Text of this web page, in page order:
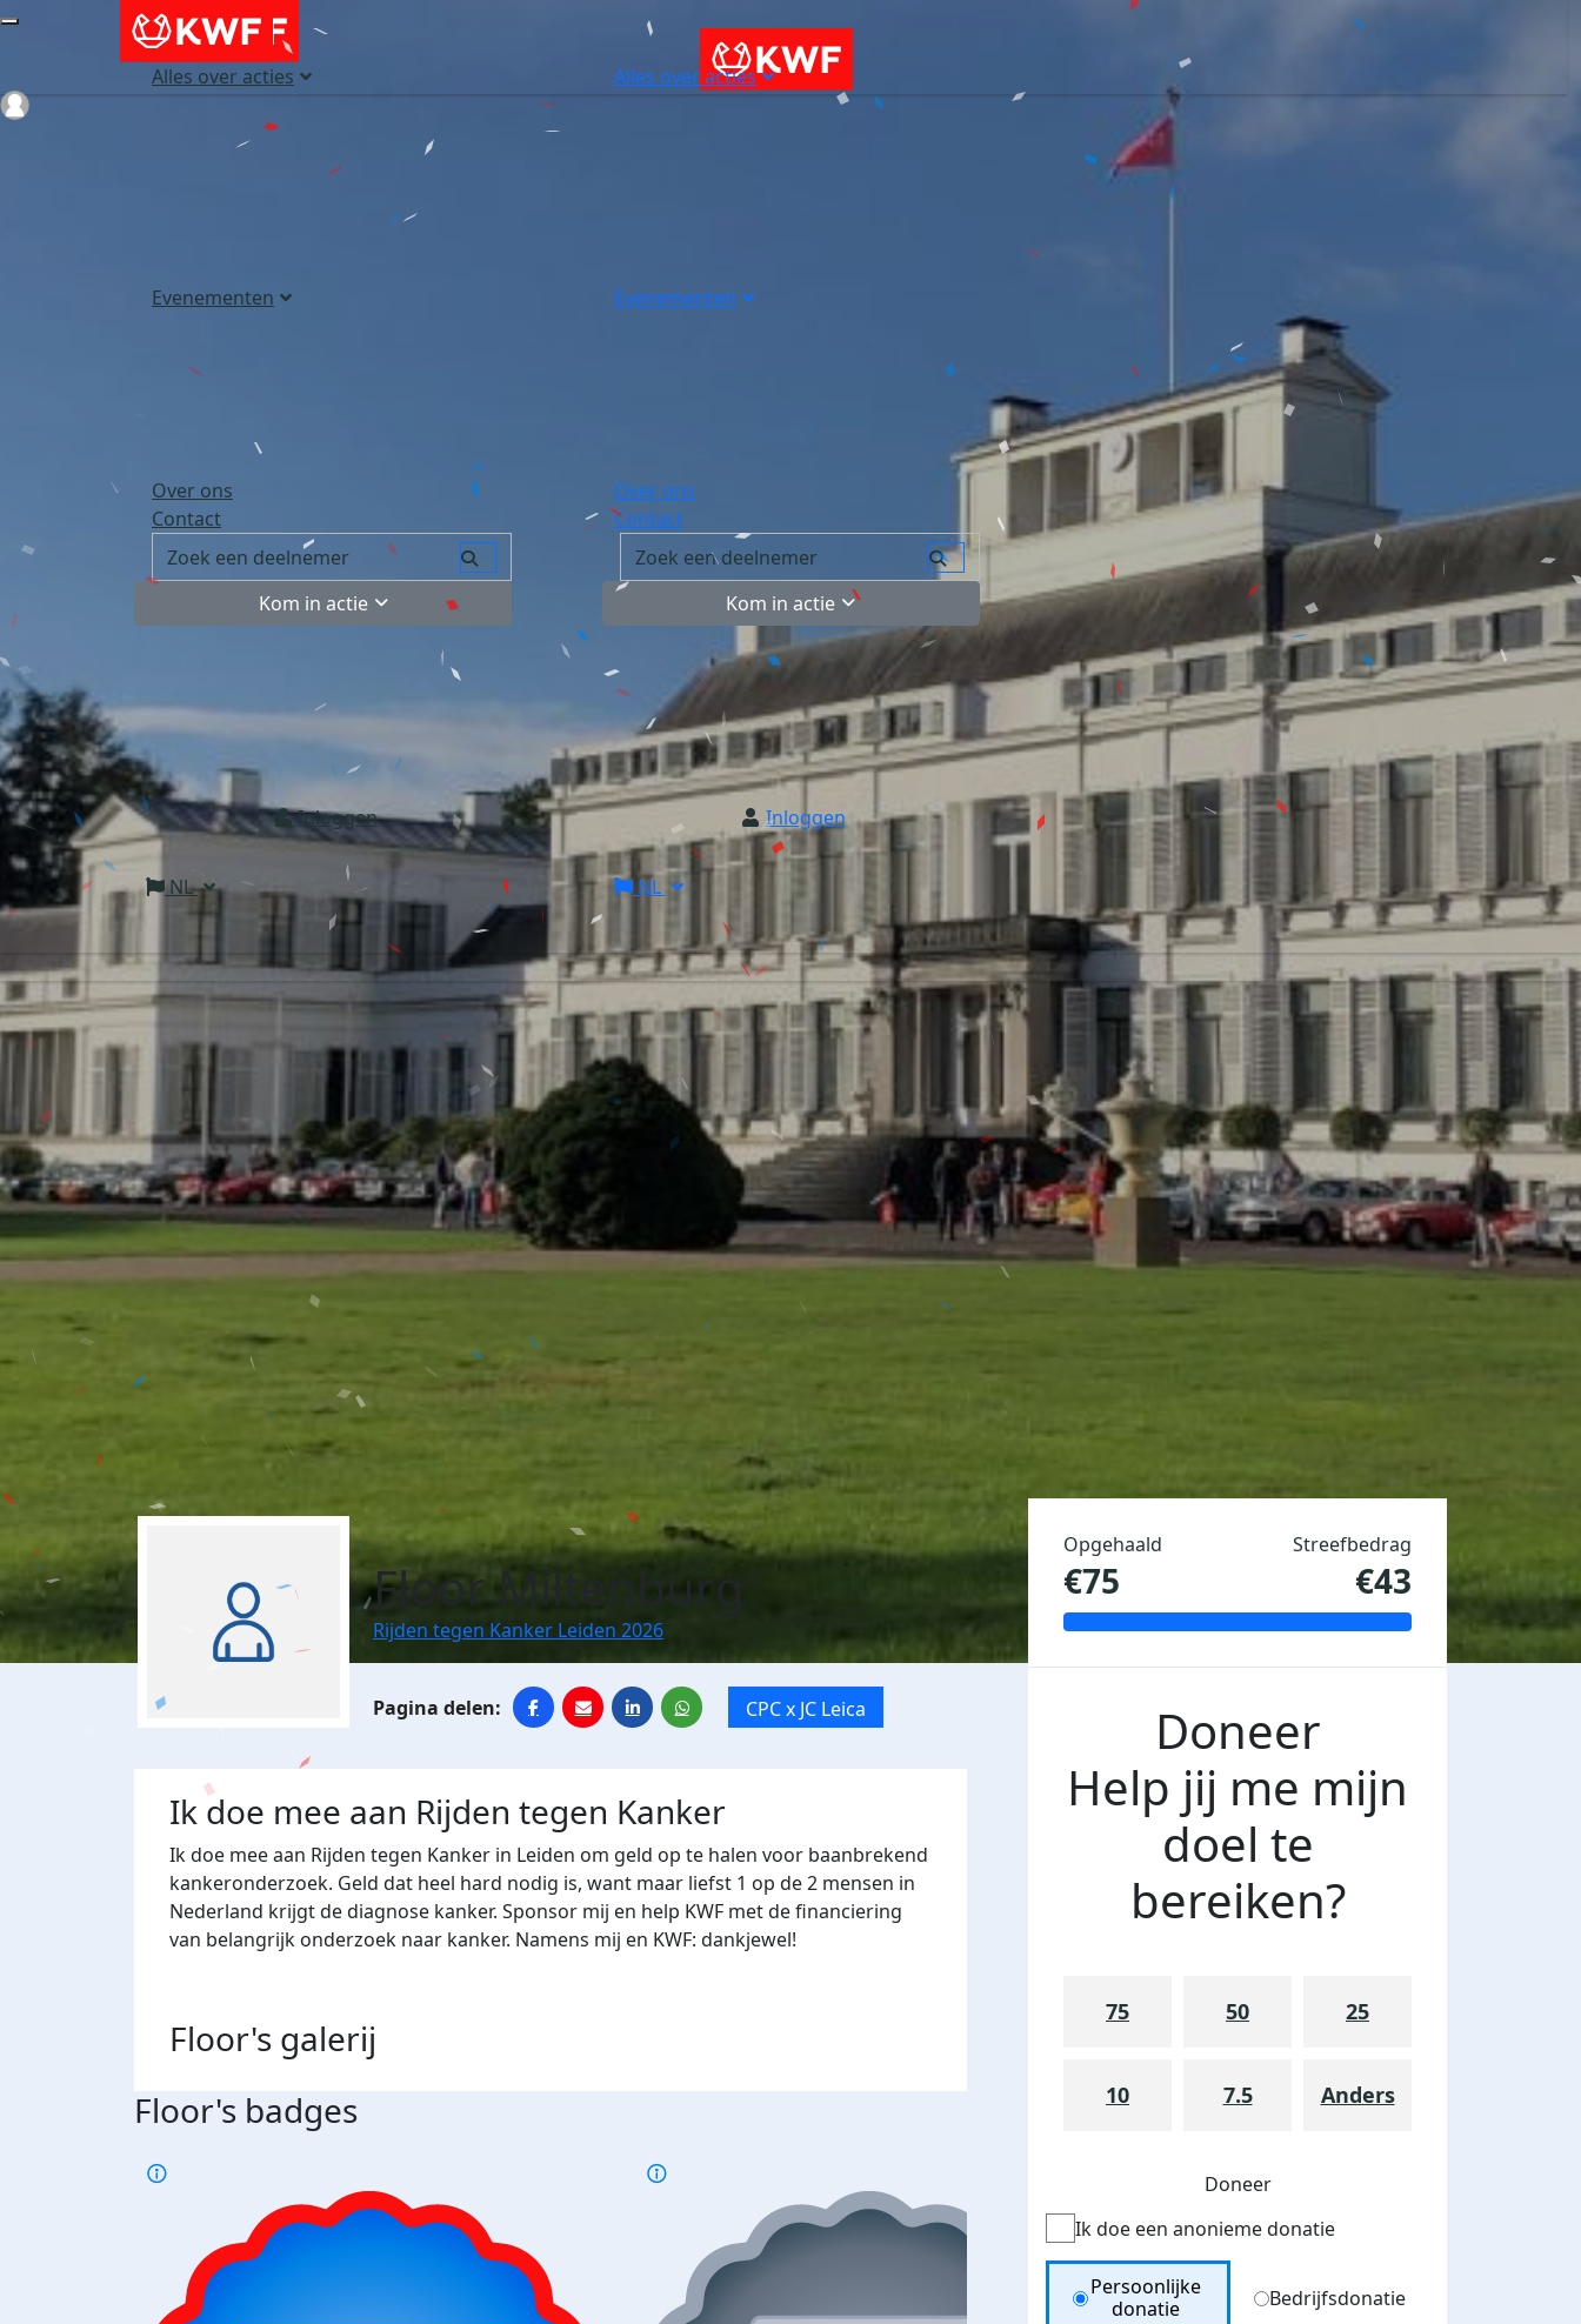
Alles over acties
Evenementen
Over ons
Contact
Kom in actie
Inloggen
NL
Alles over acties
Evenementen
Over ons
Contact
Kom in actie
Inloggen
NL
Floor Miltenburg
Rijden tegen Kanker Leiden 2026
CPC x JC Leica
Ik doe mee aan Rijden tegen Kanker
Ik doe mee aan Rijden tegen Kanker in Leiden om geld op te halen voor baanbrekend
kankeronderzoek. Geld dat heel hard nodig is, want maar liefst 1 op de 2 mensen in
Nederland krijgt de diagnose kanker. Sponsor mij en help KWF met de financiering
van belangrijk onderzoek naar kanker. Namens mij en KWF: dankjewel!
Floor's galerij
Floor's badges
Opgehaald
€75
Streefbedrag
€43
Doneer
Help jij me mijn
doel te
bereiken?
75 50 25
10 7.5 Anders
Doneer
Ik doe een anonieme donatie
Donation Type
Persoonlijke
donatie
Bedrijfsdonatie